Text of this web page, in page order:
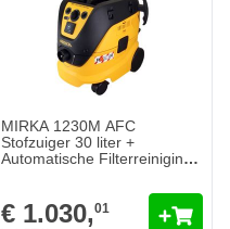
MIRKA 1230M AFC
Stofzuiger 30 liter +
Automatische Filterreiniging -
€ 1.030,01